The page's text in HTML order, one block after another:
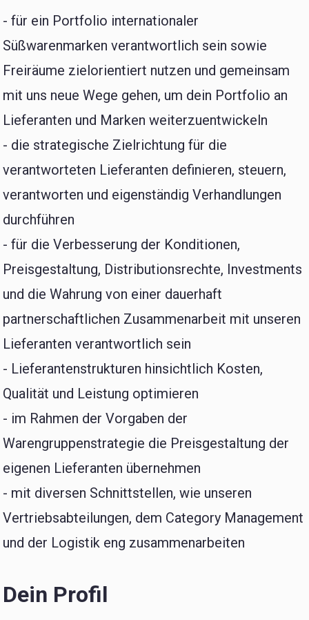
- für ein Portfolio internationaler
Süßwarenmarken verantwortlich sein sowie
Freiräume zielorientiert nutzen und gemeinsam
mit uns neue Wege gehen, um dein Portfolio an
Lieferanten und Marken weiterzuentwickeln
- die strategische Zielrichtung für die
verantworteten Lieferanten definieren, steuern,
verantworten und eigenständig Verhandlungen
durchführen
- für die Verbesserung der Konditionen,
Preisgestaltung, Distributionsrechte, Investments
und die Wahrung von einer dauerhaft
partnerschaftlichen Zusammenarbeit mit unseren
Lieferanten verantwortlich sein
- Lieferantenstrukturen hinsichtlich Kosten,
Qualität und Leistung optimieren
- im Rahmen der Vorgaben der
Warengruppenstrategie die Preisgestaltung der
eigenen Lieferanten übernehmen
- mit diversen Schnittstellen, wie unseren
Vertriebsabteilungen, dem Category Management
und der Logistik eng zusammenarbeiten
Dein Profil